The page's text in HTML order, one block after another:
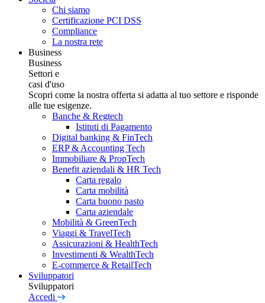
Chi siamo
Certificazione PCI DSS
Compliance
La nostra rete
Business
Business
Settori e
casi d'uso
Scopri come la nostra offerta si adatta al tuo settore e risponde
alle tue esigenze.
Banche & Regtech
Istituti di Pagamento
Digital banking & FinTech
ERP & Accounting Tech
Immobiliare & PropTech
Benefit aziendali & HR Tech
Carta regalo
Carta mobilità
Carta buono pasto
Carta aziendale
Mobilità & GreenTech
Viaggi & TravelTech
Assicurazioni & HealthTech
Investimenti & WealthTech
E-commerce & RetailTech
Sviluppatori
Sviluppatori
Accedi